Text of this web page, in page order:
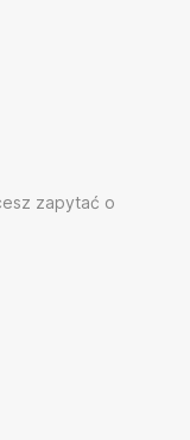
zapytać o